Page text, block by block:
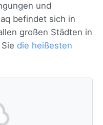
und
befindet sich in
großen Städten in
die heißesten